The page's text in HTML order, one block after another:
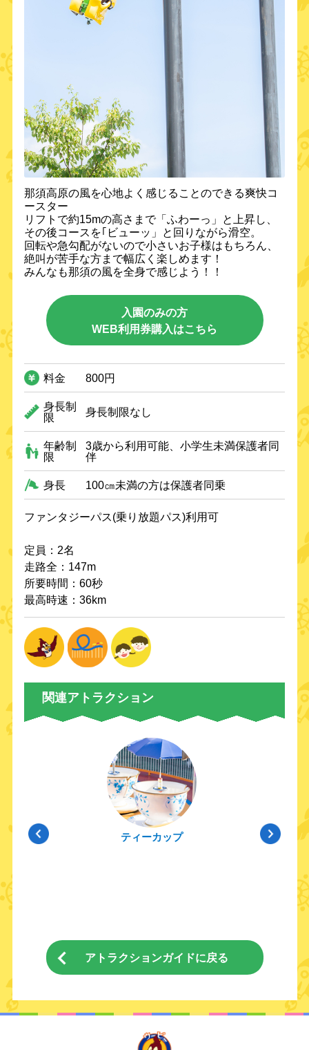
那須高原の風を心地よく感じることのできる爽快コ
ースター
リフトで約15mの高さまで「ふわーっ」と上昇し、
その後コースを｢ビューッ」と回りながら滑空。
回転や急勾配がないので小さいお子様はもちろん、
絶叫が苦手な方まで幅広く楽しめます！
みんなも那須の風を全身で感じよう！！
入園のみの方
WEB利用券購入はこちら
料金 800円
身長制
限
身長制限なし
年齢制
限
3歳から利用可能、小学生未満保護者同
伴
身長 100㎝未満の方は保護者同乗
ファンタジーパス(乗り放題パス)利用可
定員：2名
走路全：147m
所要時間：60秒
最高時速：36km
関連アトラクション
ティーカップ
アトラクションガイドに戻る